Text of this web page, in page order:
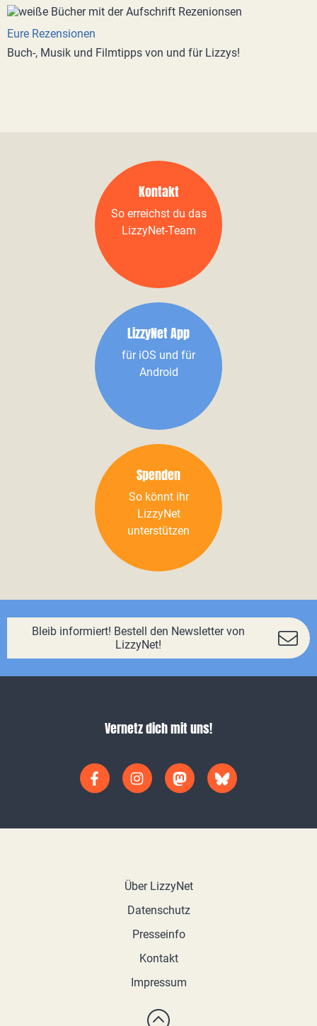
Eure Rezensionen
Buch-, Musik und Filmtipps von und für Lizzys!
Kontakt
So erreichst du das
LizzyNet-Team
LizzyNet App
für iOS und für
Android
Spenden
So könnt ihr
LizzyNet
unterstützen
Bleib informiert! Bestell den Newsletter von
LizzyNet!
Vernetz dich mit uns!
Über LizzyNet
Datenschutz
Presseinfo
Kontakt
Impressum